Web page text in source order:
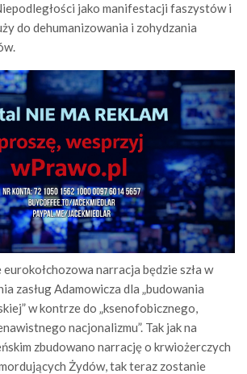
jako manifestacji faszystów i
do dehumanizowania i zohydzania
narracja będzie szła w
zasług Adamowicza dla „budowania
w kontrze do „ksenofobicznego,
nacjonalizmu”. Tak jak na
zbudowano narrację o krwiożerczych
Żydów, tak teraz zostanie